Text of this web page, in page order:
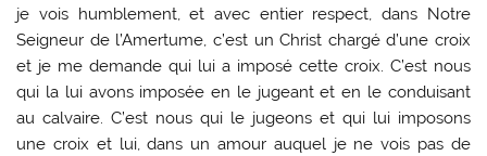
je vois humblement, et avec entier respect, dans Notre
Seigneur de l’Amertume, c’est un Christ chargé d’une croix
et je me demande qui lui a imposé cette croix. C’est nous
qui la lui avons imposée en le jugeant et en le conduisant
au calvaire. C’est nous qui le jugeons et qui lui imposons
une croix et lui, dans un amour auquel je ne vois pas de